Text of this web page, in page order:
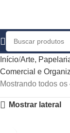
Início Arte,
Comercial e
Mostrando todos
Mostrar lateral